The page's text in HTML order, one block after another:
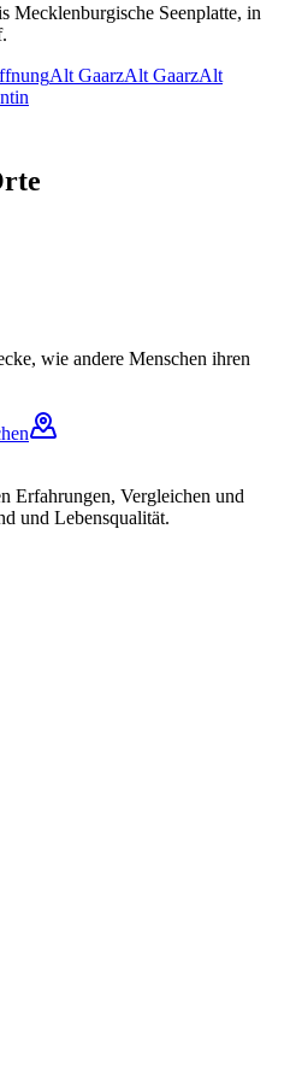
Mecklenburgische Seenplatte, in
.
Alt GaarzAlt GaarzAlt
wie andere Menschen ihren
Erfahrungen, Vergleichen und
und Lebensqualität.